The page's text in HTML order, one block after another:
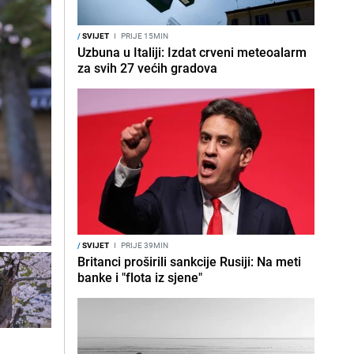
/SVIJET I PRIJE 15MIN
Uzbuna u Italiji: Izdat crveni meteoalarm
za svih 27 većih gradova
/SVIJET I PRIJE 39MIN
Britanci proširili sankcije Rusiji: Na meti
banke i "flota iz sjene"